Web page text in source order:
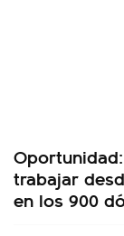
trabajar
en los 900